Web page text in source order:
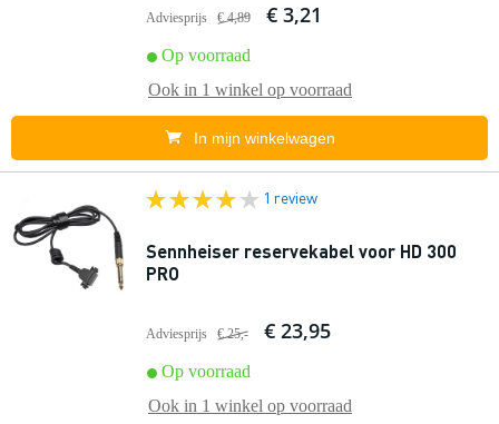
Adviesprijs € 4,89 € 3,21
Op voorraad
Ook in 1 winkel op voorraad
In mijn winkelwagen
1 review
Sennheiser reservekabel voor HD 300
PRO
Adviesprijs € 25,- € 23,95
Op voorraad
Ook in 1 winkel op voorraad